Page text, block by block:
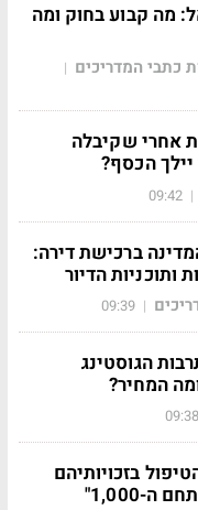
מה קבוע בחוק ומה
כתבי המדריכים |
אחרי שקיבלה
הכסף?
|
09:42
ברכישת דירה:
ותוכניות הדיור
|
09:39
הגוסטינג
המחיר?
09:38
בזכויותיהם